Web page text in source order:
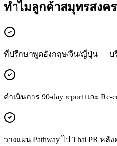
ทำไมลูกค้าสมุทรสงค
ที่ปรึกษาพูดอังกฤษ/จีน/ญี่ปุ่น — บ
ดำเนินการ 90-day report และ Re-
วางแผน Pathway ไป Thai PR หลั